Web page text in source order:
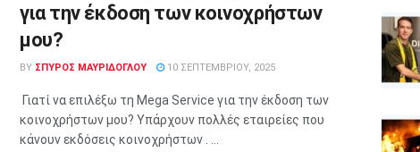
για την έκδοση των κοινοχρήστων
μου?
BY ΣΠΥΡΟΣ ΜΑΥΡΙΔΟΓΛΟΥ 10 ΣΕΠΤΕΜΒΡΊΟΥ, 2025
Γιατί να επιλέξω τη Mega Service για την έκδοση των
κοινοχρήστων μου? Υπάρχουν πολλές εταιρείες που
κάνουν εκδόσεις κοινοχρήστων . ...